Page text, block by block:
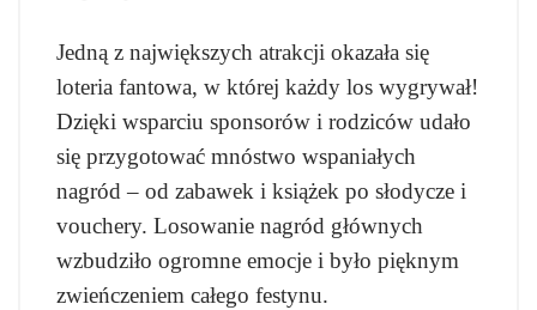
Jedną z największych atrakcji okazała się
loteria fantowa, w której każdy los wygrywał!
Dzięki wsparciu sponsorów i rodziców udało
się przygotować mnóstwo wspaniałych
nagród – od zabawek i książek po słodycze i
vouchery. Losowanie nagród głównych
wzbudziło ogromne emocje i było pięknym
zwieńczeniem całego festynu.